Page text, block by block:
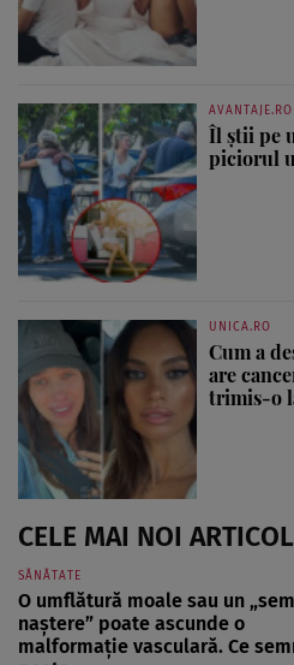
AVANTAJE.RO
Îl știi pe
piciorul
UNICA.RO
Cum a
are
trimis-o
CELE MAI NOI
SĂNĂTATE
O umflătură moale sau un
naștere” poate ascunde o
malformație vasculară. Ce